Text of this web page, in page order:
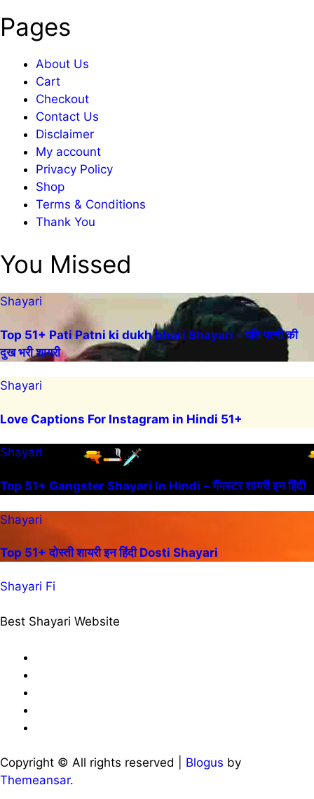
Pages
About Us
Cart
Checkout
Contact Us
Disclaimer
My account
Privacy Policy
Shop
Terms & Conditions
Thank You
You Missed
Shayari
Top 51+ Pati Patni ki dukh bhari Shayari – पति पत्नी की
दुख भरी शायरी
Shayari
Love Captions For Instagram in Hindi 51+
Shayari
Top 51+ Gangster Shayari In Hindi – गैंगस्टर शायरी इन हिंदी
Shayari
Top 51+ दोस्ती शायरी इन हिंदी Dosti Shayari
Shayari Fi
Best Shayari Website
Copyright © All rights reserved Blogus by
Themeansar.